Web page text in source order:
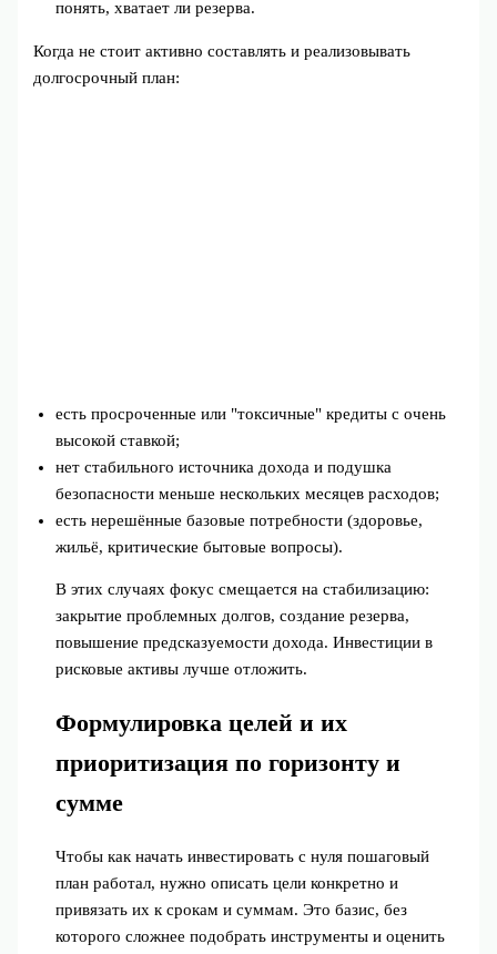
понять, хватает ли резерва.
Когда не стоит активно составлять и реализовывать
долгосрочный план:
есть просроченные или "токсичные" кредиты с очень
высокой ставкой;
нет стабильного источника дохода и подушка
безопасности меньше нескольких месяцев расходов;
есть нерешённые базовые потребности (здоровье,
жильё, критические бытовые вопросы).
В этих случаях фокус смещается на стабилизацию:
закрытие проблемных долгов, создание резерва,
повышение предсказуемости дохода. Инвестиции в
рисковые активы лучше отложить.
Формулировка целей и их
приоритизация по горизонту и
сумме
Чтобы как начать инвестировать с нуля пошаговый
план работал, нужно описать цели конкретно и
привязать их к срокам и суммам. Это базис, без
которого сложнее подобрать инструменты и оценить